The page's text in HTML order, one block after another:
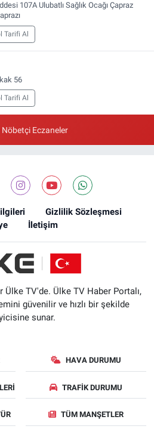
107A Ulubatlı Sağlık Ocağı Çapraz
Tarifi Al
56
Tarifi Al
Nöbetçi Eczaneler
Gizlilik Sözleşmesi
İletişim
Ülke TV'de. Ülke TV Haber Portalı,
güvenilir ve hızlı bir şekilde
sunar.
HAVA DURUMU
TRAFIK DURUMU
TÜM MANŞETLER